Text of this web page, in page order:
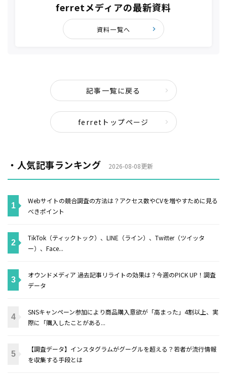
ferretメディアの最新資料
資料一覧へ
記事一覧に戻る
ferretトップページ
・人気記事ランキング 2026-08-08更新
Webサイトの競合調査の方法は？アクセス数やCVを増やすために見る
べきポイント
TikTok（ティックトック）、LINE（ライン）、Twitter（ツイッタ
ー）、Face...
オウンドメディア 過去記事リライトの効果は？今週のPICK UP！調査
データ
SNSキャンペーン参加により商品購入意欲が「高まった」4割以上、実
際に「購入したことがある...
【調査データ】インスタグラムがグーグルを超える？若者が流行情報
を収集する手段とは